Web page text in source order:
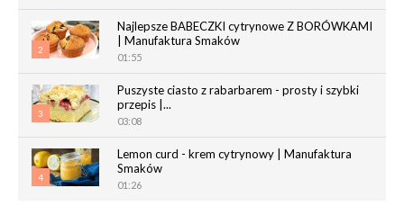
2
Najlepsze BABECZKI cytrynowe Z BORÓWKAMI
| Manufaktura Smaków
01:55
3
Puszyste ciasto z rabarbarem - prosty i szybki
przepis |...
03:08
4
Lemon curd - krem cytrynowy | Manufaktura
Smaków
01:26